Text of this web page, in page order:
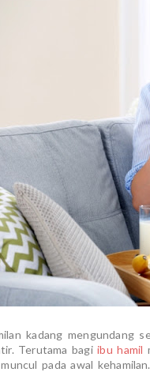
kadang mengundang
Terutama bagiibu hamil
pada awal